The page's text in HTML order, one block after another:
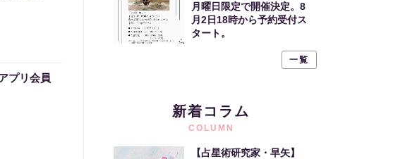
プリ会員
月曜日限定で開催決定。8
月2日18時から予約受付ス
タート。
一覧
新着コラム
COLUMN
【占星術研究家・早矢】